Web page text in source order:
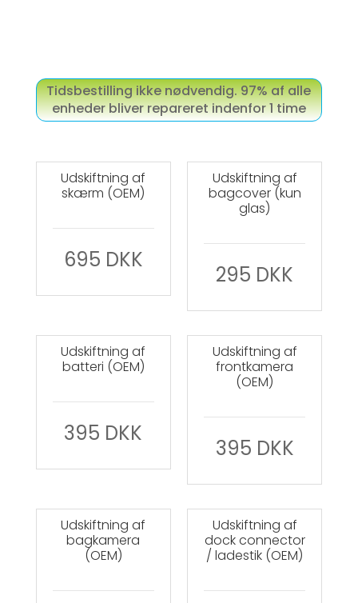
Tidsbestilling ikke nødvendig. 97% af alle
enheder bliver repareret indenfor 1 time
Udskiftning af
skærm (OEM)
695 DKK
Udskiftning af
bagcover (kun
glas)
295 DKK
Udskiftning af
batteri (OEM)
395 DKK
Udskiftning af
frontkamera
(OEM)
395 DKK
Udskiftning af
bagkamera
(OEM)
Udskiftning af
dock connector
/ ladestik (OEM)